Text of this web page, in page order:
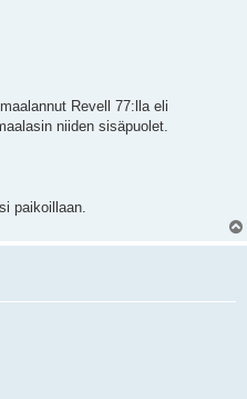
Revell 77:lla eli
niiden sisäpuolet.
paikoillaan.